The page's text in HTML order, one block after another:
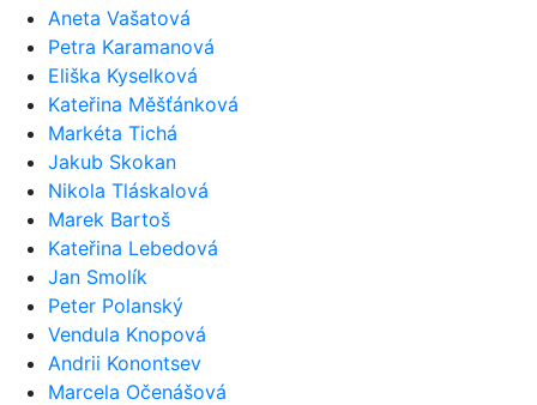
Aneta Vašatová
Petra Karamanová
Eliška Kyselková
Kateřina Měšťánková
Markéta Tichá
Jakub Skokan
Nikola Tláskalová
Marek Bartoš
Kateřina Lebedová
Jan Smolík
Peter Polanský
Vendula Knopová
Andrii Konontsev
Marcela Očenášová